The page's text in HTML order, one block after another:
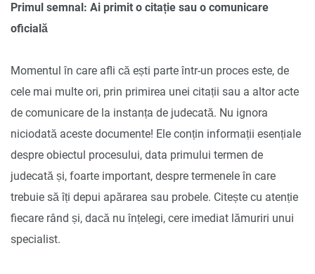
Primul semnal: Ai primit o citație sau o comunicare
oficială
Momentul în care afli că ești parte într-un proces este, de
cele mai multe ori, prin primirea unei citații sau a altor acte
de comunicare de la instanța de judecată. Nu ignora
niciodată aceste documente! Ele conțin informații esențiale
despre obiectul procesului, data primului termen de
judecată și, foarte important, despre termenele în care
trebuie să îți depui apărarea sau probele. Citește cu atenție
fiecare rând și, dacă nu înțelegi, cere imediat lămuriri unui
specialist.